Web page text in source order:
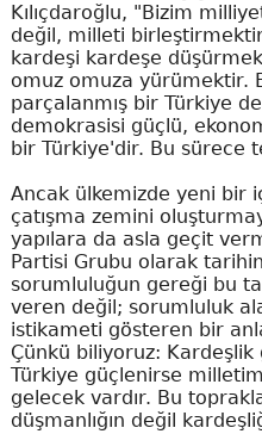
Kılıçdaroğlu, "Bizim
değil, milleti
kardeşi kardeşe
omuz omuza yürümektir.
parçalanmış bir Türkiye
demokrasisi güçlü,
bir Türkiye'dir. Bu sürece
Ancak ülkemizde yeni bir
çatışma zemini
yapılara da asla geçit
Partisi Grubu olarak
sorumluluğun gereği bu
veren değil; sorumluluk
istikameti gösteren bir
Çünkü biliyoruz:
Türkiye güçlenirse
gelecek vardır. Bu
düşmanlığın değil